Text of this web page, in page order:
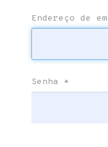
Endereço de
Senha *